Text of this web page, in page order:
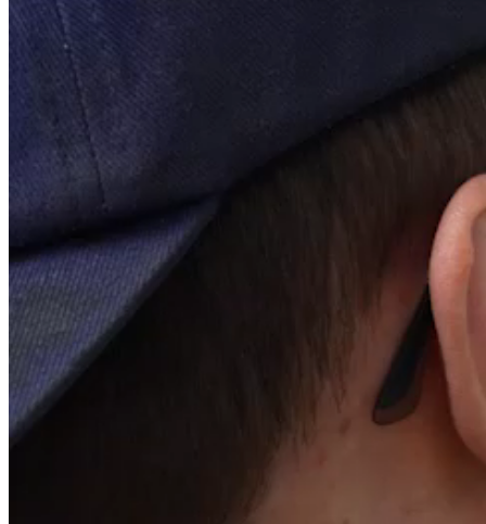
Aucun élément composant le Site ne peut être copié, reproduit,
modifié, réédité, chargé, dénaturé, transmis ou distribué de quelque
manière que ce soit, sous quelque support que ce soit, de façon
partielle ou intégrale, sans l’autorisation écrite et préalable de Forsee
propriété intellectuelle et de tout autre droit de propriété dont il est
fait mention. Seule la copie à usage privé est autorisée pour votre
usage personnel, privé et non commercial, sur votre ordinateur
Société éditrice du site Internet, ci-après la « Société » :
Dénomination : Forsee Power
Adresse : 1 boulevard Hippolyte Marques, 94200 Ivry-sur-Seine
Forme juridique : Société Anonyme
Mail :Cette adresse e-mail est protégée contre les robots spammeurs.
Vous devez activer le JavaScript pour la visualiser.
NuméroTVA : FR 22 424 761 419
Nom du responsable de la publication : Sophie Tricaud
Conception technique et développement du site